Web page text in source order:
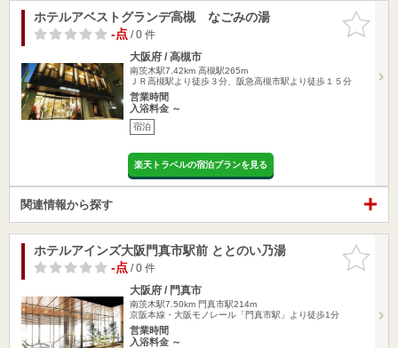
お気に入
りに追加
ホテルアベストグランデ高槻 なごみの湯
-点/ 0 件
大阪府 / 高槻市
南茨木駅7.42km 高槻駅265m
ＪＲ高槻駅より徒歩３分、阪急高槻市駅より徒歩１５分
営業時間
入浴料金 ～
宿泊
楽天トラベルの宿泊プランを見る
関連情報から探す
お気に入
りに追加
ホテルアインズ大阪門真市駅前 ととのい乃湯
-点/ 0 件
大阪府 / 門真市
南茨木駅7.50km 門真市駅214m
京阪本線・大阪モノレール「門真市駅」より徒歩1分
営業時間
入浴料金 ～